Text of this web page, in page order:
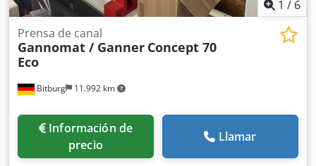
1 / 6
Bitburg 11.992 km
Prensa de canal
Gannomat / Ganner Concept 70
Eco
Información de
precio
Llamar